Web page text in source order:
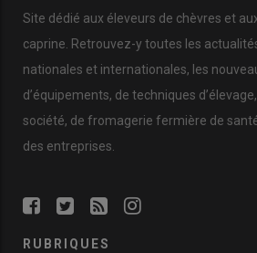
Site dédié aux éleveurs de chèvres et
caprine. Retrouvez-y toutes les
nationales et internationales, les
d’équipements, de techniques
société, de fromagerie fermière de
des entreprises.
RUBRIQUES